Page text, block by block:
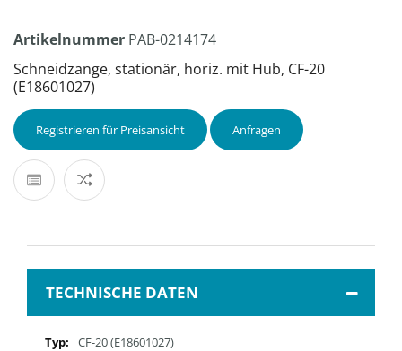
Artikelnummer PAB-0214174
Schneidzange, stationär, horiz. mit Hub, CF-20
(E18601027)
Registrieren für Preisansicht Anfragen
TECHNISCHE DATEN
Mehr
CF-20 (E18601027)